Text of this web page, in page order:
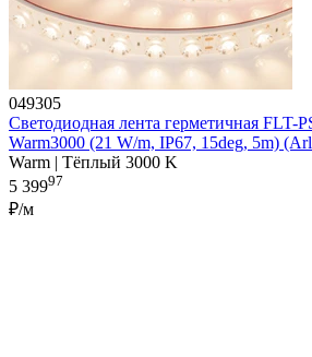
049305
Светодиодная лента герметичная FLT-
Warm3000 (21 W/m, IP67, 15deg, 5m)
Warm | Тёплый 3000 K
5 39997
₽/м